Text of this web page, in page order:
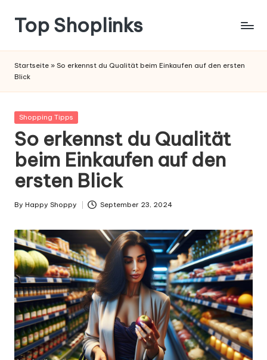
Top Shoplinks
Startseite » So erkennst du Qualität beim Einkaufen auf den ersten
Blick
Posted
Shopping Tipps
So erkennst du Qualität
beim Einkaufen auf den
ersten Blick
Posted
By Happy Shoppy September 23, 2024